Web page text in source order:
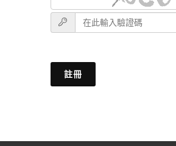
註冊